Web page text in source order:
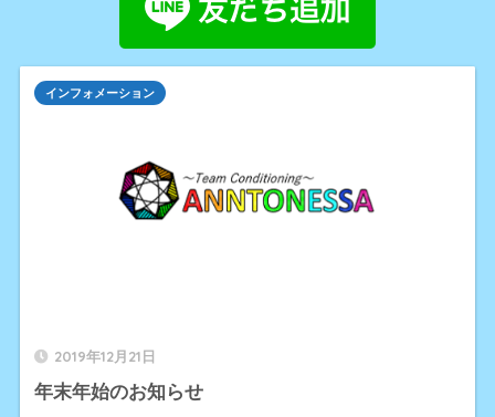
2019年12月21日
年末年始のお知らせ
インフォメーション